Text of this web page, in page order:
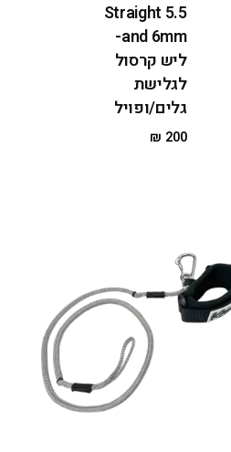
Straight 5.5
and 6mm-
ליש קרסול
לגלישת
גלים/ופויל
₪ 200